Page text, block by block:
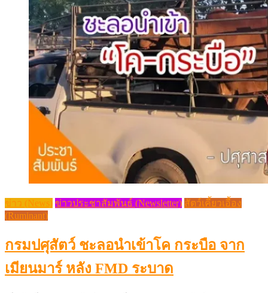
ข่าว (News) ข่าวประชาสัมพันธ์ (Newsletter) สัตว์เคี้ยวเอื้อง
(Ruminant)
กรมปศุสัตว์ ชะลอนำเข้าโค กระบือ จาก
เมียนมาร์ หลัง FMD ระบาด